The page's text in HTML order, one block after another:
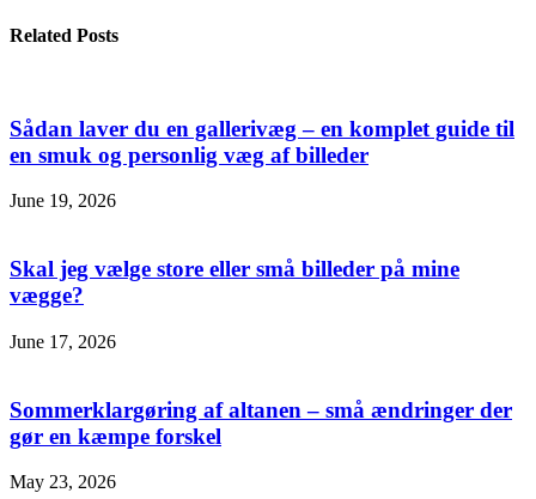
Related Posts
Sådan laver du en gallerivæg – en komplet guide til
en smuk og personlig væg af billeder
June 19, 2026
Skal jeg vælge store eller små billeder på mine
vægge?
June 17, 2026
Sommerklargøring af altanen – små ændringer der
gør en kæmpe forskel
May 23, 2026